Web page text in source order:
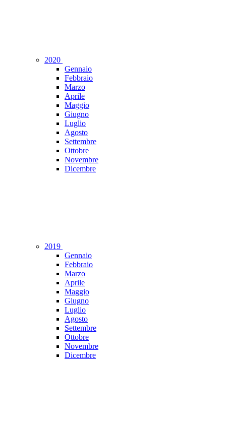
2020
Gennaio
Febbraio
Marzo
Aprile
Maggio
Giugno
Luglio
Agosto
Settembre
Ottobre
Novembre
Dicembre
2019
Gennaio
Febbraio
Marzo
Aprile
Maggio
Giugno
Luglio
Agosto
Settembre
Ottobre
Novembre
Dicembre